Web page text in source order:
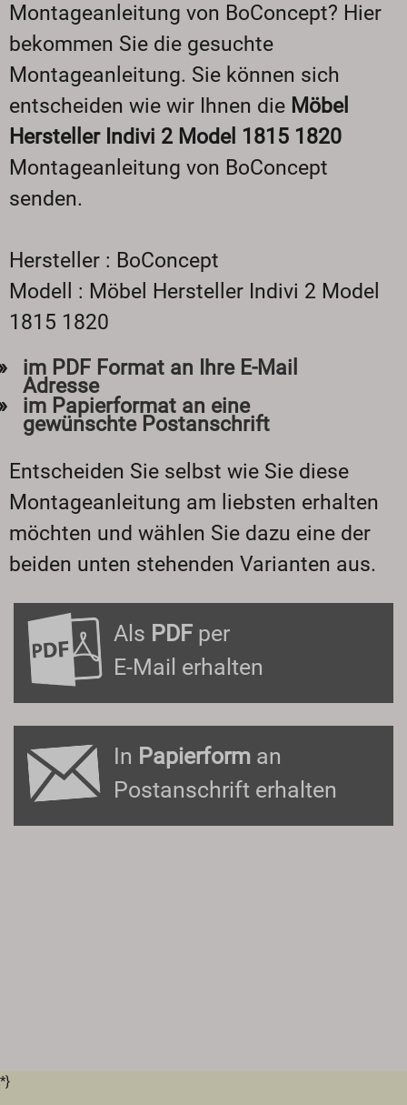
Montageanleitung von BoConcept? Hier
bekommen Sie die gesuchte
Montageanleitung. Sie können sich
entscheiden wie wir Ihnen die Möbel
Hersteller Indivi 2 Model 1815 1820
Montageanleitung von BoConcept
senden.
Hersteller : BoConcept
Modell : Möbel Hersteller Indivi 2 Model
1815 1820
im PDF Format an Ihre E-Mail
Adresse
im Papierformat an eine
gewünschte Postanschrift
Entscheiden Sie selbst wie Sie diese
Montageanleitung am liebsten erhalten
möchten und wählen Sie dazu eine der
beiden unten stehenden Varianten aus.
Als PDF per
E-Mail erhalten
In Papierform an
Postanschrift erhalten
*}